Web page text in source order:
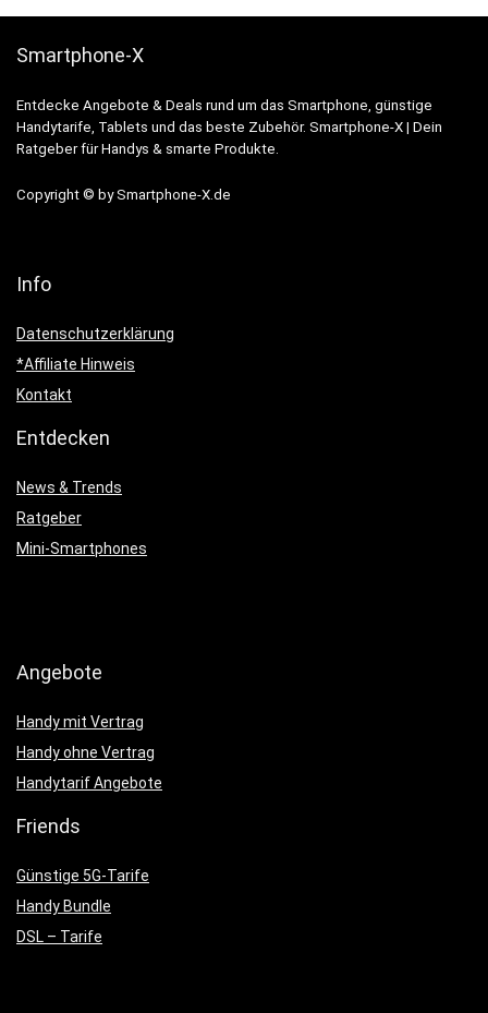
Smartphone-X
Entdecke Angebote & Deals rund um das Smartphone, günstige
Handytarife, Tablets und das beste Zubehör. Smartphone-X | Dein
Ratgeber für Handys & smarte Produkte.
Copyright © by Smartphone-X.de
Info
Datenschutzerklärung
*Affiliate Hinweis
Kontakt
Entdecken
News & Trends
Ratgeber
Mini-Smartphones
Angebote
Handy mit Vertrag
Handy ohne Vertrag
Handytarif Angebote
Friends
Günstige 5G-Tarife
Handy Bundle
DSL – Tarife